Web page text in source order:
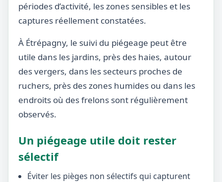
périodes d’activité, les zones sensibles et les
captures réellement constatées.
À Étrépagny, le suivi du piégeage peut être
utile dans les jardins, près des haies, autour
des vergers, dans les secteurs proches de
ruchers, près des zones humides ou dans les
endroits où des frelons sont régulièrement
observés.
Un piégeage utile doit rester
sélectif
Éviter les pièges non sélectifs qui capturent